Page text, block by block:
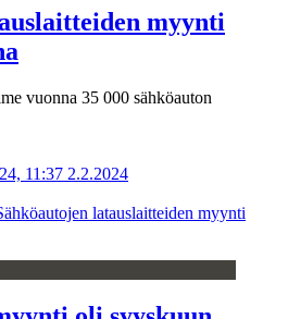
myynti
vuonna 35 000 sähköauton
11:37 2.2.2024
latauslaitteiden myynti